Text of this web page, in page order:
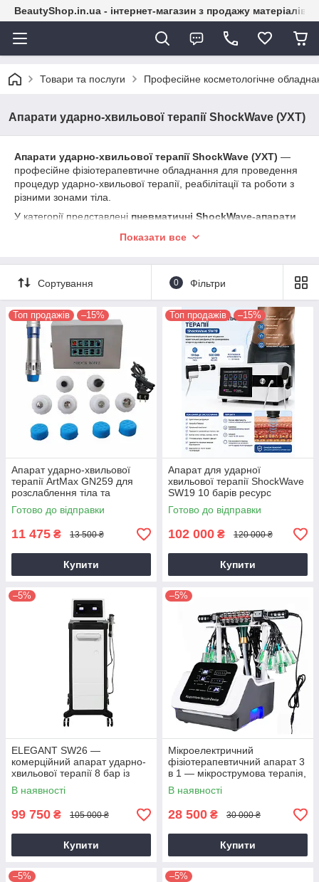
BeautyShop.in.ua - інтернет-магазин з продажу матеріалів
Товари та послуги Професійне косметологічне
Апарати ударно-хвильової терапії ShockWave (УХТ)
Апарати ударно-хвильової терапії ShockWave (УХТ) —
професійне фізіотерапевтичне обладнання для проведення
процедур ударно-хвильової терапії, реабілітації та роботи з
різними зонами тіла.
У категорії представлені пневматичні ShockWave-апарати
EMS, УХТ + ультразвук, а також багатофункціональні
асортименті є ELEGANT SW26, ArtMax SL16, SW19, Ultra
Shock та інші моделі.
Залежно від моделі можна регулюватитиск, частоту та
інтенсивність імпульсів
, а змінні трансмітери й насадки
дозволяють працювати з різними ділянками тіла. У групі є як
компактні настільні пристрої, так і професійні
багатофункціональні фізіотерапевтичні системи.
Ударно-хвильове обладнання застосовується у фізіотерапії
та реабілітаційних програмах, зокрема при роботі зі
спортивними травмами, м'язами, сухожиллями та окремими
больовими синдромами; частина представлених моделей
також заявлена виробниками для урологічних програм.
Показати все
Сортування 0 Фільтри
Топ продажів –15%
Апарат ударно-хвильової
терапії ArtMax GN259 для
розслаблення тіла та
полегшення болю із
сенсорним екраном
Готово до відправки
11 475 ₴ 13 500 ₴
Купити
Топ продажів –15%
Апарат для ударної
хвильової терапії ShockWave
SW19 10 барів ресурс
500000 лікування
еректильної дисфункції УВТ
Готово до відправки
102 000 ₴ 120 000 ₴
Купити
–5%
ELEGANT SW26 —
комерційний апарат ударно-
хвильової терапії 8 бар із
ультразвуковою ручкою
В наявності
99 750 ₴ 105 000 ₴
Купити
–5%
Мікроелектричний
фізіотерапевтичний апарат 3
в 1 — мікрострумова терапія,
меридіанний масаж і
прогрівання м’язів
В наявності
28 500 ₴ 30 000 ₴
Купити
–5% –5%